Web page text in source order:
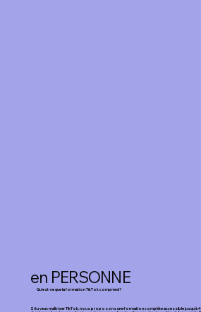
en PERSONNE
Qu'est-ce que la formation TikTok comprend?
Si tu veux maîtriser TikTok, nous proposons une formation complète accessible jusqu'à 4